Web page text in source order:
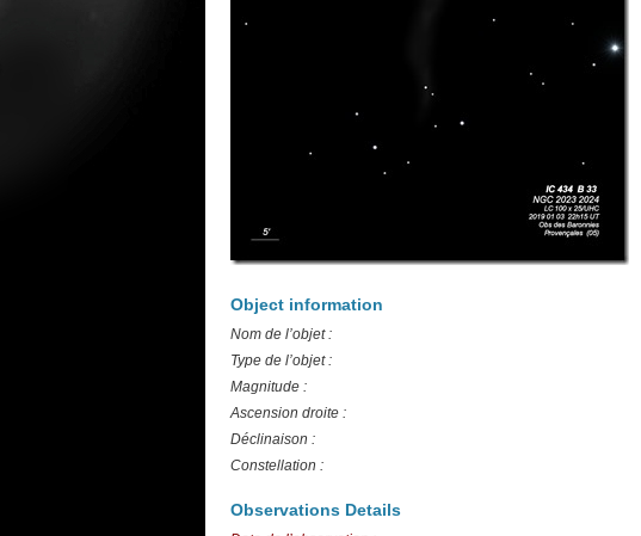
Object information
Nom de l’objet :
Type de l’objet :
Magnitude :
Ascension droite :
Déclinaison :
Constellation :
Observations Details